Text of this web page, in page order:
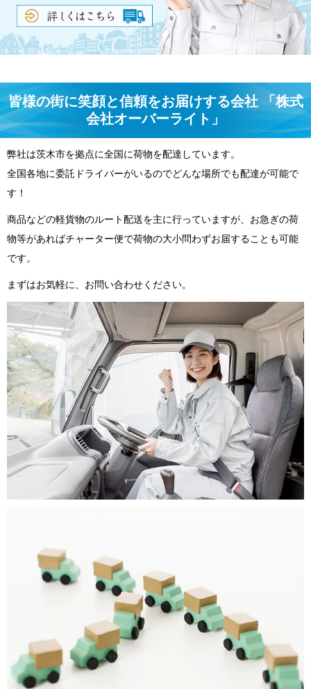
皆様の街に笑顔と信頼をお届けする会社 「株式
会社オーバーライト」
弊社は茨木市を拠点に全国に荷物を配達しています。
全国各地に委託ドライバーがいるのでどんな場所でも配達が可能で
す！
商品などの軽貨物のルート配送を主に行っていますが、お急ぎの荷
物等があればチャーター便で荷物の大小問わずお届することも可能
です。
まずはお気軽に、お問い合わせください。